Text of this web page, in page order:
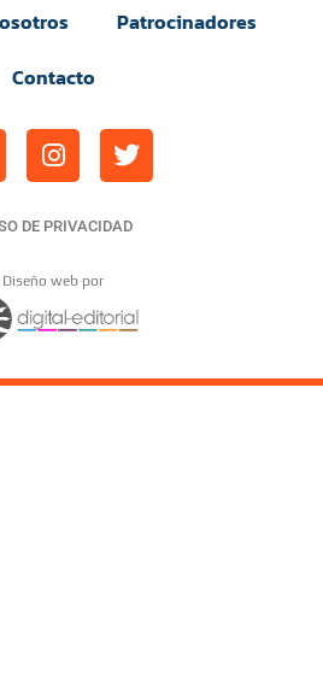
Patrocinadores
Contacto
DE PRIVACIDAD
Diseño web por